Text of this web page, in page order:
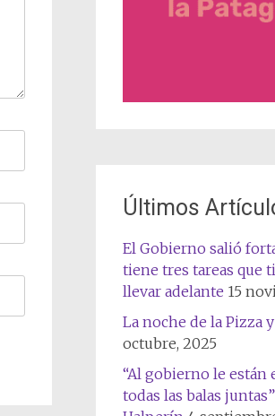
Últimos
El Gobierno salió
tiene tres tareas que
llevar adelante 15
La noche de la Pizza
octubre, 2025
“Al gobierno le están
todas las balas